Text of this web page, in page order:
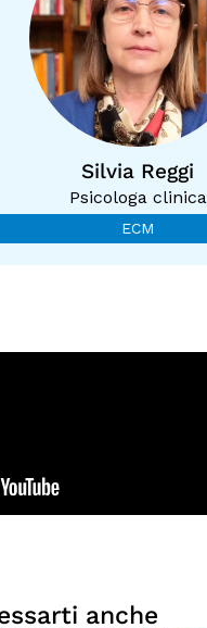
Silvia Reggi
Psicologa clinica
ECM
anche